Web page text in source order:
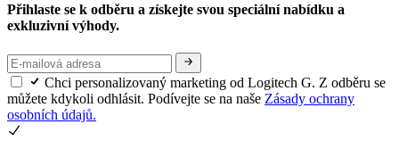
Přihlaste se k odběru a získejte svou speciální nabídku a
exkluzivní výhody.
Chci personalizovaný marketing od Logitech G. Z odběru se
můžete kdykoli odhlásit. Podívejte se na naše Zásady ochrany
osobních údajů.